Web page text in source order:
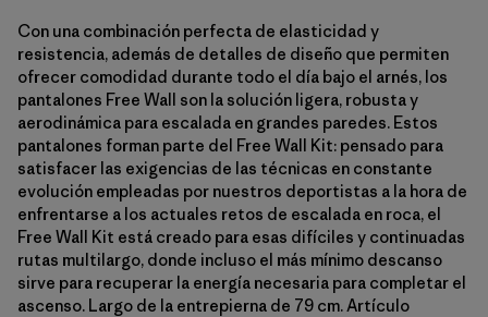
Con una combinación perfecta de elasticidad y
resistencia, además de detalles de diseño que permiten
ofrecer comodidad durante todo el día bajo el arnés, los
pantalones Free Wall son la solución ligera, robusta y
aerodinámica para escalada en grandes paredes. Estos
pantalones forman parte del Free Wall Kit: pensado para
satisfacer las exigencias de las técnicas en constante
evolución empleadas por nuestros deportistas a la hora de
enfrentarse a los actuales retos de escalada en roca, el
Free Wall Kit está creado para esas difíciles y continuadas
rutas multilargo, donde incluso el más mínimo descanso
sirve para recuperar la energía necesaria para completar el
ascenso. Largo de la entrepierna de 79 cm. Artículo